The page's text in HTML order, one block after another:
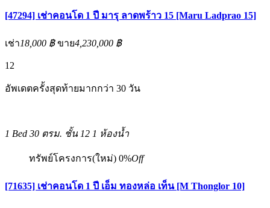
[47294] เช่าคอนโด 1 ปี มารุ ลาดพร้าว 15 [Maru Ladprao 15]
เช่า18,000 ฿ ขาย4,230,000 ฿
12
อัพเดตครั้งสุดท้ายมากกว่า 30 วัน
1 Bed 30 ตรม. ชั้น 12 1 ห้องน้ำ
ทรัพย์โครงการ(ใหม่) 0%Off
[71635] เช่าคอนโด 1 ปี เอ็ม ทองหล่อ เท็น [M Thonglor 10]